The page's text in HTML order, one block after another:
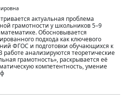
актуальная проблема
грамотности у школьников 5–9
Обосновывается
подхода как ключевого
ФГОС и подготовки обучающихся к
анализируются теоретические
грамотность», раскрывается её
компетентность, умение